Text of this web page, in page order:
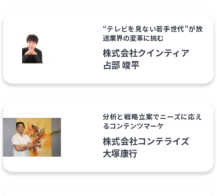
“テレビを見ない若手世代”が放
送業界の変革に挑む
株式会社クインティア
占部 竣平
分析と戦略立案でニーズに応え
るコンテンツマーケ
株式会社コンテライズ
大塚康行